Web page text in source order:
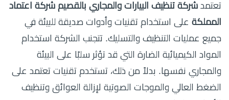
تعتمد شركة تنظيف البيارات والمجاري بالقصيم شركة اعتماد
المملكة على استخدام تقنيات وأدوات صديقة للبيئة في
جميع عمليات التنظيف والتسليك. تتجنب الشركة استخدام
المواد الكيميائية الضارة التي قد تؤثر سلبًا على البيئة
والمجاري نفسها. بدلاً من ذلك، تستخدم تقنيات تعتمد على
الضغط العالي والموجات الصوتية لإزالة العوائق وتنظيف